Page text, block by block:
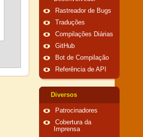
Rastreador de Bugs
Traduções
Compilações Diárias
GitHub
Bot de Compilação
Referência de API
Diversos
Patrocinadores
Cobertura da
Imprensa